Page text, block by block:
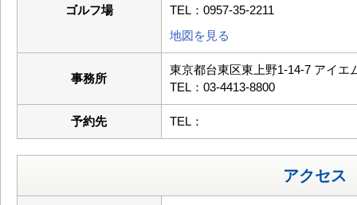
ゴルフ場
TEL：0957-35-2211
地図を見る
事務所
東京都台東区東上野1-14-7 アイエ
TEL：03-4413-8800
予約先 TEL：
アクセス